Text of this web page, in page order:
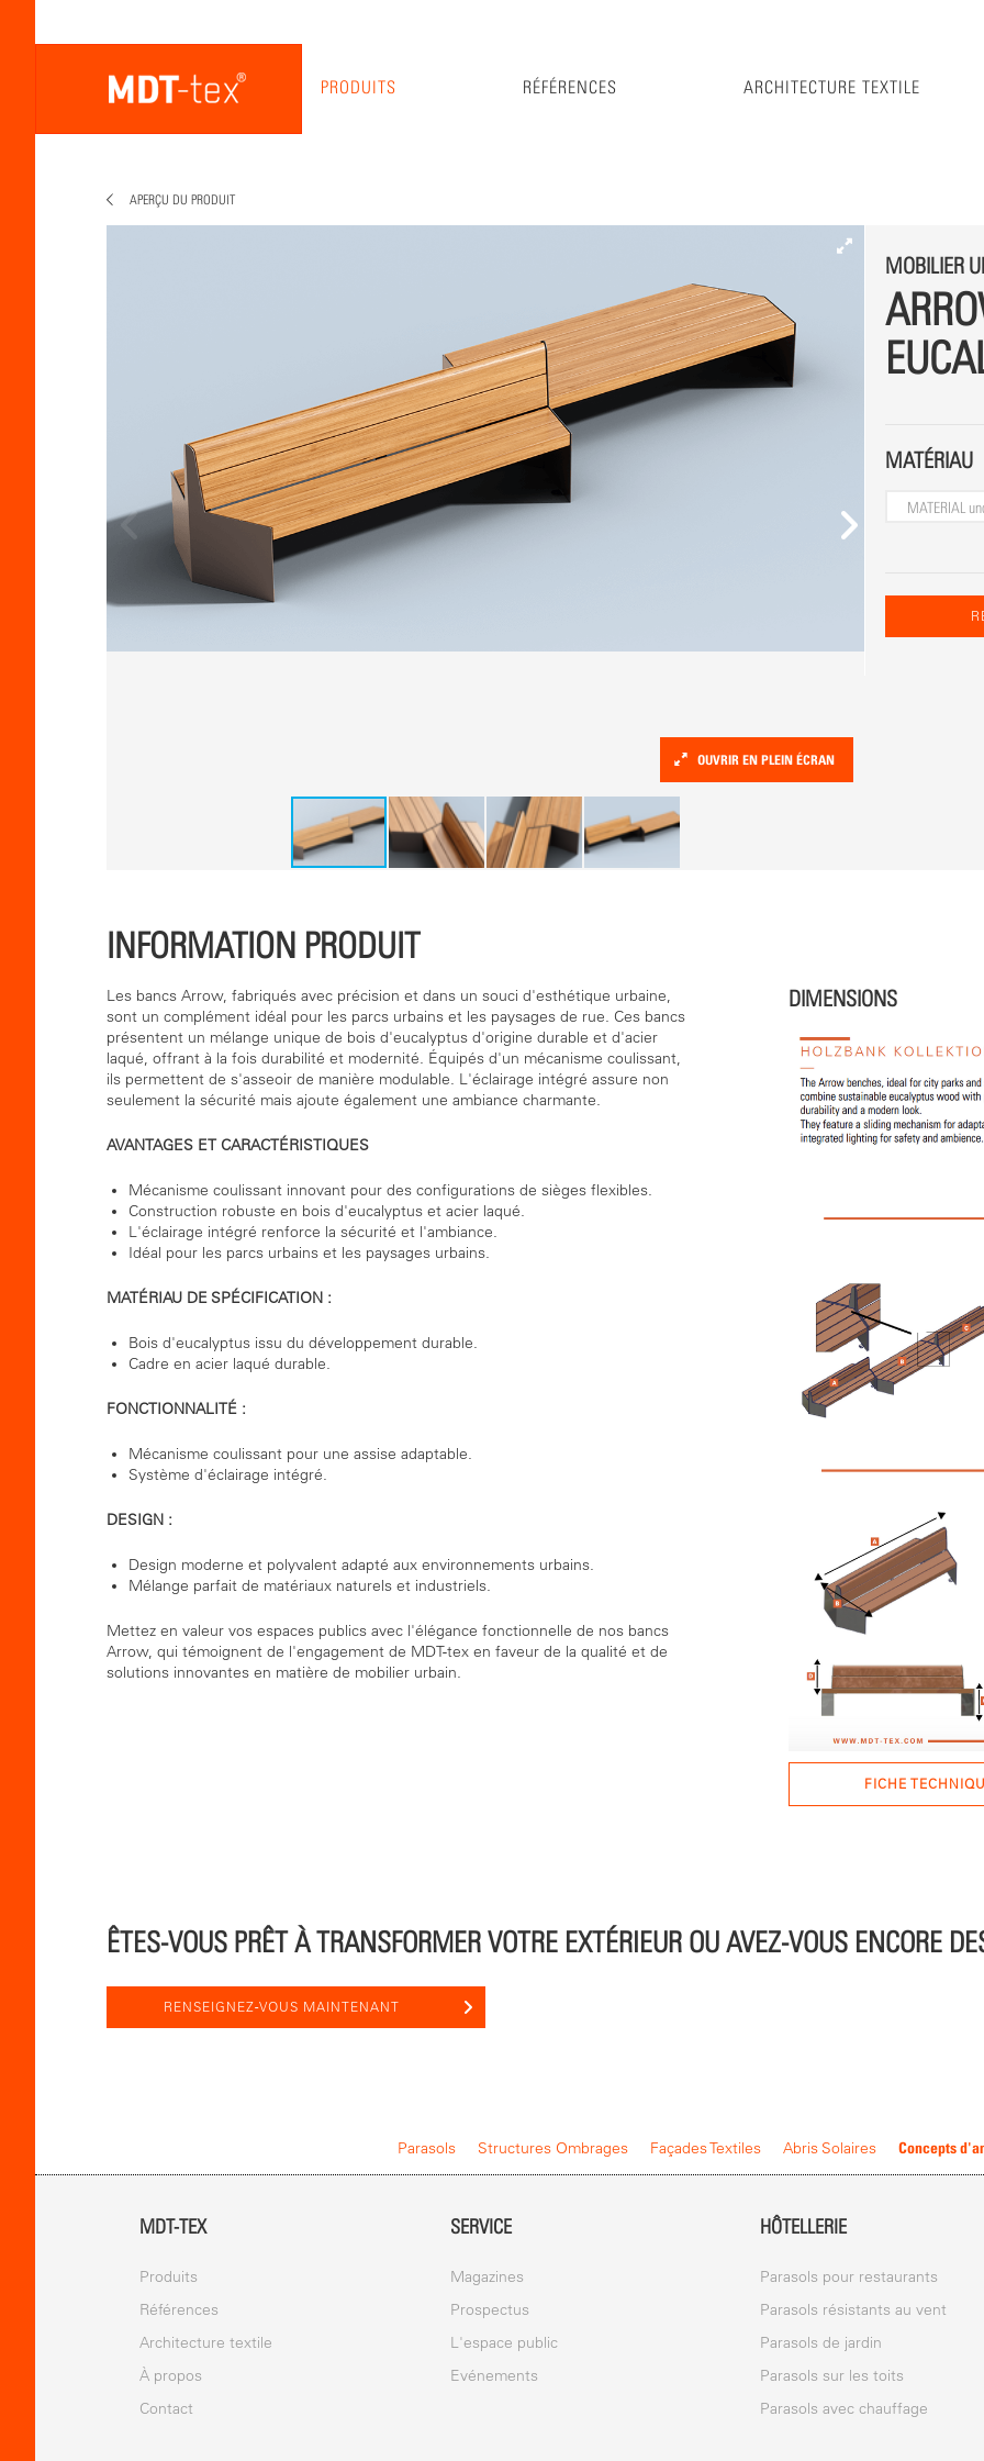
PRODUITS RÉFÉRENCES ARCHITECTURE TEXTILE
APERÇU DU PRODUIT
OUVRIR EN PLEIN ÉCRAN
MOBILIER
MATÉRIAU
MATERIAL
INFORMATION PRODUIT
Les bancs Arrow, fabriqués avec précision et dans un souci d'esthétique urbaine,
sont un complément idéal pour les parcs urbains et les paysages de rue. Ces bancs
présentent un mélange unique de bois d'eucalyptus d'origine durable et d'acier
laqué, offrant à la fois durabilité et modernité. Équipés d'un mécanisme coulissant,
ils permettent de s'asseoir de manière modulable. L'éclairage intégré assure non
seulement la sécurité mais ajoute également une ambiance charmante.
AVANTAGES ET CARACTÉRISTIQUES
Mécanisme coulissant innovant pour des configurations de sièges flexibles.
Construction robuste en bois d'eucalyptus et acier laqué.
L'éclairage intégré renforce la sécurité et l'ambiance.
Idéal pour les parcs urbains et les paysages urbains.
MATÉRIAU DE SPÉCIFICATION :
Bois d'eucalyptus issu du développement durable.
Cadre en acier laqué durable.
FONCTIONNALITÉ :
Mécanisme coulissant pour une assise adaptable.
Système d'éclairage intégré.
DESIGN :
Design moderne et polyvalent adapté aux environnements urbains.
Mélange parfait de matériaux naturels et industriels.
Mettez en valeur vos espaces publics avec l'élégance fonctionnelle de nos bancs
Arrow, qui témoignent de l'engagement de MDT-tex en faveur de la qualité et de
solutions innovantes en matière de mobilier urbain.
DIMENSIONS
FICHE
ÊTES-VOUS PRÊT À TRANSFORMER VOTRE EXTÉRIEUR OU AVEZ-VOUS ENCORE
RENSEIGNEZ-VOUS MAINTENANT
Parasols Structures Ombrages Façades Textiles Abris Solaires Concepts
MDT-TEX
Produits
Références
Architecture textile
À propos
Contact
SERVICE
Magazines
Prospectus
L'espace public
Evénements
HÔTELLERIE
Parasols pour restaurants
Parasols résistants au vent
Parasols de jardin
Parasols sur les toits
Parasols avec chauffage